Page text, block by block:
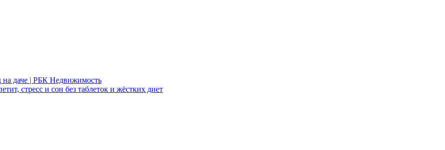
на даче | РБК Недвижимость
стресс и сон без таблеток и жёстких диет